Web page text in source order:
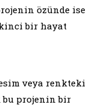
özünde ise
bir hayat
veya renkteki
bu projenin bir